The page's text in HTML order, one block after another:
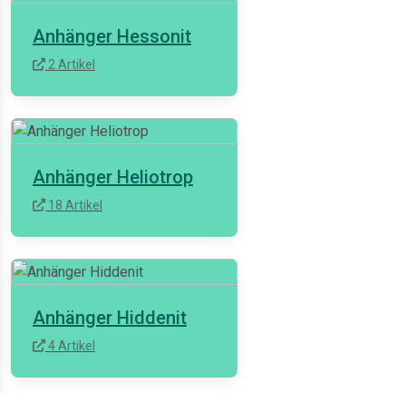
Anhänger Hessonit
2 Artikel
Anhänger Heliotrop
18 Artikel
Anhänger Hiddenit
4 Artikel